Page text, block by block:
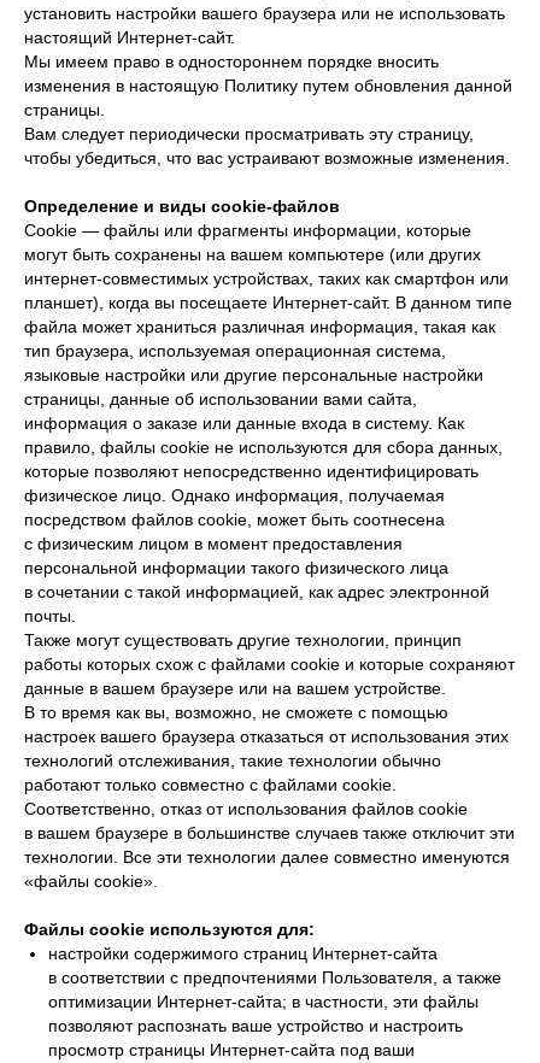
установить настройки вашего браузера или не использовать
настоящий Интернет-сайт.
Мы имеем право в одностороннем порядке вносить
изменения в настоящую Политику путем обновления данной
страницы.
Вам следует периодически просматривать эту страницу,
чтобы убедиться, что вас устраивают возможные изменения.
Определение и виды cookie-файлов
Cookie — файлы или фрагменты информации, которые
могут быть сохранены на вашем компьютере (или других
интернет-совместимых устройствах, таких как смартфон или
планшет), когда вы посещаете Интернет-сайт. В данном типе
файла может храниться различная информация, такая как
тип браузера, используемая операционная система,
языковые настройки или другие персональные настройки
страницы, данные об использовании вами сайта,
информация о заказе или данные входа в систему. Как
правило, файлы cookie не используются для сбора данных,
которые позволяют непосредственно идентифицировать
физическое лицо. Однако информация, получаемая
посредством файлов cookie, может быть соотнесена
с физическим лицом в момент предоставления
персональной информации такого физического лица
в сочетании с такой информацией, как адрес электронной
почты.
Также могут существовать другие технологии, принцип
работы которых схож с файлами cookie и которые сохраняют
данные в вашем браузере или на вашем устройстве.
В то время как вы, возможно, не сможете с помощью
настроек вашего браузера отказаться от использования этих
технологий отслеживания, такие технологии обычно
работают только совместно с файлами cookie.
Соответственно, отказ от использования файлов cookie
в вашем браузере в большинстве случаев также отключит эти
технологии. Все эти технологии далее совместно именуются
«файлы cookie».
Файлы cookie используются для:
настройки содержимого страниц Интернет-сайта
в соответствии с предпочтениями Пользователя, а также
оптимизации Интернет-сайта; в частности, эти файлы
позволяют распознать ваше устройство и настроить
просмотр страницы Интернет-сайта под ваши